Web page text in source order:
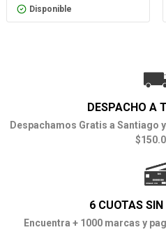
Disponible
DESPACHO A
Despachamos Gratis a Santiago
6 CUOTAS SIN
Encuentra + 1000 marcas y